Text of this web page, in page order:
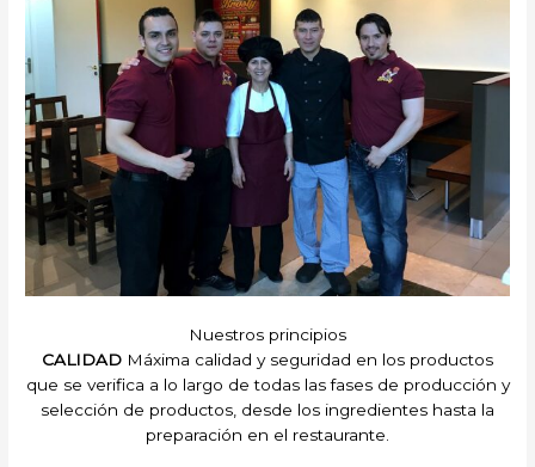
Nuestros principios
CALIDAD Máxima calidad y seguridad en los productos
que se verifica a lo largo de todas las fases de producción y
selección de productos, desde los ingredientes hasta la
preparación en el restaurante.